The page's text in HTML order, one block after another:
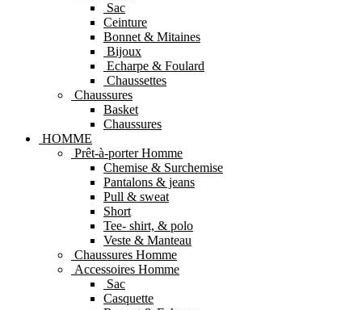
Sac
Ceinture
Bonnet & Mitaines
Bijoux
Echarpe & Foulard
Chaussettes
Chaussures
Basket
Chaussures
HOMME
Prêt-à-porter Homme
Chemise & Surchemise
Pantalons & jeans
Pull & sweat
Short
Tee- shirt, & polo
Veste & Manteau
Chaussures Homme
Accessoires Homme
Sac
Casquette